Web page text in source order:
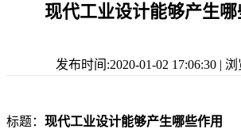
现代工业设计能够产生哪
发布时间:2020-01-02 17:06:30 | 浏
标题： 现代工业设计能够产生哪些作用